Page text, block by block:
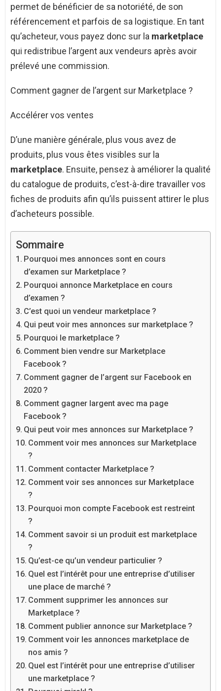
permet de bénéficier de sa notoriété, de son
référencement et parfois de sa logistique. En tant
qu’acheteur, vous payez donc sur la marketplace
qui redistribue l’argent aux vendeurs après avoir
prélevé une commission.
Comment gagner de l’argent sur Marketplace ?
Accélérer vos ventes
D’une manière générale, plus vous avez de
produits, plus vous êtes visibles sur la
marketplace. Ensuite, pensez à améliorer la qualité
du catalogue de produits, c’est-à-dire travailler vos
fiches de produits afin qu’ils puissent attirer le plus
d’acheteurs possible.
Sommaire
Pourquoi mes annonces sont en cours
d’examen sur Marketplace ?
Pourquoi annonce Marketplace en cours
d’examen ?
C’est quoi un vendeur marketplace ?
Qui peut voir mes annonces sur marketplace ?
Pourquoi le marketplace ?
Comment bien vendre sur Marketplace
Facebook ?
Comment gagner de l’argent sur Facebook en
2020 ?
Comment gagner largent avec ma page
Facebook ?
Qui peut voir mes annonces sur Marketplace ?
Comment voir mes annonces sur Marketplace
?
Comment contacter Marketplace ?
Comment voir ses annonces sur Marketplace
?
Pourquoi mon compte Facebook est restreint
?
Comment savoir si un produit est marketplace
?
Qu’est-ce qu’un vendeur particulier ?
Quel est l’intérêt pour une entreprise d’utiliser
une place de marché ?
Comment supprimer les annonces sur
Marketplace ?
Comment publier annonce sur Marketplace ?
Comment voir les annonces marketplace de
nos amis ?
Quel est l’intérêt pour une entreprise d’utiliser
une marketplace ?